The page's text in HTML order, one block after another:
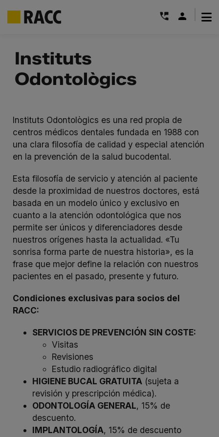
contenido
Instituts
Odontològics
Instituts Odontològics es una red propia de
centros médicos dentales fundada en 1988 con
una clara filosofía de calidad y especial atención
en la prevención de la salud bucodental.
Esta filosofía de servicio y atención al paciente
desde la proximidad de nuestros doctores, está
basada en un modelo único y exclusivo en
cuanto a la atención odontológica que nos
permite ser únicos y diferenciadores desde
nuestros orígenes hasta la actualidad. «Tu
sonrisa forma parte de nuestra historia», es la
frase que mejor define la relación con nuestros
pacientes en el pasado, presente y futuro.
Condiciones exclusivas para socios del
RACC:
SERVICIOS DE PREVENCIÓN SIN COSTE:
Visitas
Revisiones
Estudio radiográfico digital
HIGIENE BUCAL GRATUITA (sujeta a
revisión y prescripción médica).
ODONTOLOGÍA GENERAL, 15% de
descuento.
IMPLANTOLOGÍA, 15% de descuento